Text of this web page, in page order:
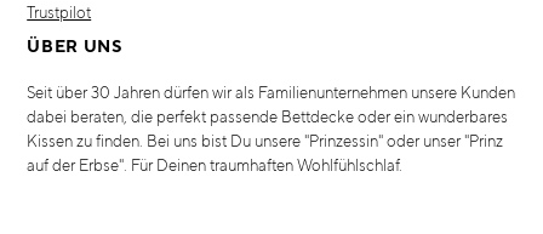
Trustpilot
ÜBER UNS
Seit über 30 Jahren dürfen wir als Familienunternehmen unsere Kunden
dabei beraten, die perfekt passende Bettdecke oder ein wunderbares
Kissen zu finden. Bei uns bist Du unsere "Prinzessin" oder unser "Prinz
auf der Erbse". Für Deinen traumhaften Wohlfühlschlaf.